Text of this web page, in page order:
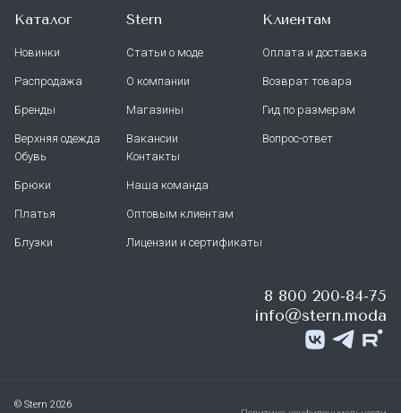
Каталог
Новинки
Распродажа
Бренды
Верхняя одежда
Обувь
Брюки
Платья
Блузки
Stern
Статьи о моде
О компании
Магазины
Вакансии
Контакты
Наша команда
Оптовым клиентам
Лицензии и сертификаты
Клиентам
Оплата и доставка
Возврат товара
Гид по размерам
Вопрос-ответ
8 800 200-84-75
info@stern.moda
© Stern 2026